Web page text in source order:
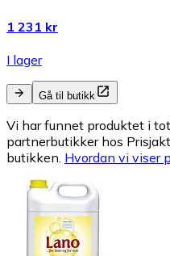
1 231 kr
I lager
Gå til butikk
Vi har funnet produktet i
partnerbutikker hos
butikken. Hvordan vi viser